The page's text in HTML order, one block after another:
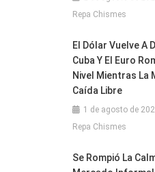
Repa Chismes
El Dólar Vuelve A
Cuba Y El Euro
Nivel Mientras La
Caída Libre
1 de agosto de
Repa Chismes
Se Rompió La